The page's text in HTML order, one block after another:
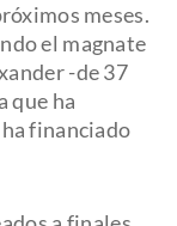
meses.
el magnate
-de 37
que ha
financiado